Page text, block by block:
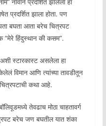
प्रदर्शित झाला होता. पण
बघता आता बरेच चित्रपट
“मेरे हिंदुस्थान की कसम”.
स्टारकास्ट असलेला हा
विमान आणि त्यांच्या तावडीतून
कथा आहे.
तेवढाच मोठा चाहतावर्ग
बरेच जण बघतील यात शंका